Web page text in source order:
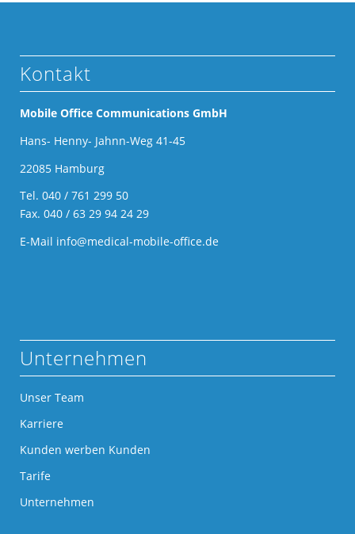
Kontakt
Mobile Office Communications GmbH
Hans- Henny- Jahnn-Weg 41-45
22085 Hamburg
Tel. 040 / 761 299 50
Fax. 040 / 63 29 94 24 29
E-Mail info@medical-mobile-office.de
Unternehmen
Unser Team
Karriere
Kunden werben Kunden
Tarife
Unternehmen